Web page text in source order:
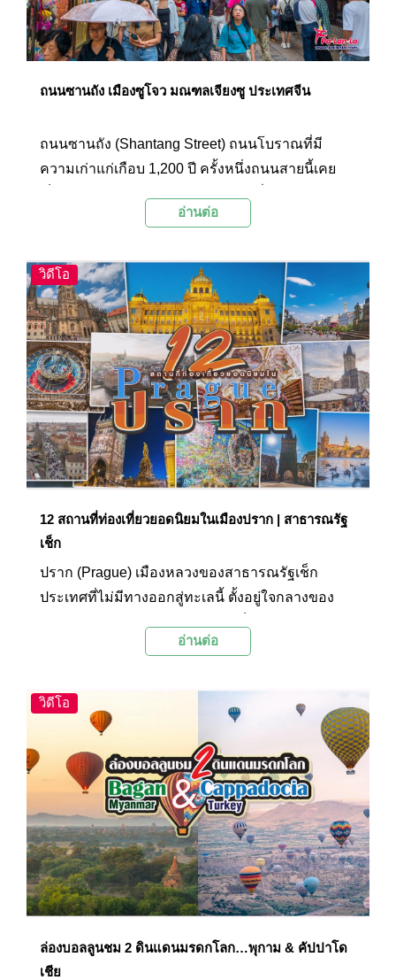
ถนนซานถัง เมืองซูโจว มณฑลเจียงซู ประเทศจีน
ถนนซานถัง (Shantang Street) ถนนโบราณที่มี
ความเก่าแก่เกือบ 1,200 ปี ครั้งหนึ่งถนนสายนี้เคย
ที่สุดในสมัยราชวงศ์หมิงและราชวงศ์ชิง ปัจจุบันซาน
และวัฒนธรรม โดยได้รับการยกย่องว่าเป็น “ภาพย่อ
ของซูโจวเก่า” และยังถูกจัดอันดับให้เป็นแหล่งท่อง
เที่ยวระดับ AAAA ของประเทศ
อ่านต่อ
วิดีโอ
12 สถานที่ท่องเที่ยวยอดนิยมในเมืองปราก | สาธารณรัฐ
เช็ก
ปราก (Prague) เมืองหลวงของสาธารณรัฐเช็ก
ประเทศที่ไม่มีทางออกสู่ทะเลนี้ ตั้งอยู่ใจกลางของ
ปกครองอันยิ่งใหญ่ของทวีปยุโรป ซึ่งอารยธรรมแห่ง
ยาวนานนั้น ก็ยังคงสะท้อนอยู่ในวิถีชีวิตของชาว
เมือง วัฒนธรรมประเพณี สถาปัตยกรรม ฯลฯ ราวกับ
มรดกที่สืบทอด และรักษากันมาอย่างดี จนถูกยกให้
เป็นเมืองที่มีความน่าหลงใหล ควรค่าแก่การไป
สัมผัสความเป็นยุโรปมากที่สุด โดยเมืองปรากยังได้
รับการประกาศให้เป็นเมืองมรดกโลก จากองค์การยู
เนสโก (UNESCO) ด้วย ปัจจุบันเมืองนี้นับเป็นหนึ่งใน
หมุดหมายสำคัญ ของบรรดานักท่องเที่ยวที่มาเยือน
ทวีปยุโรป ไปชม 12 สถานที่ท่องเที่ยวยอดนิยมใน
เมืองปรากพร้อมๆ กันกับ Palanla!
อ่านต่อ
วิดีโอ
ล่องบอลลูนชม 2 ดินแดนมรดกโลก…พุกาม & คัปปาโด
เชีย